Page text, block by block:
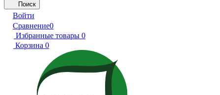
Поиск
Войти
Сравнение0
Избранные товары 0
Корзина 0